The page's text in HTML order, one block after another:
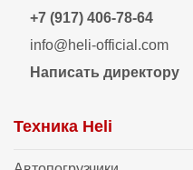
+7 (917) 406-78-64
info@heli-official.com
Написать директору
Техника Heli